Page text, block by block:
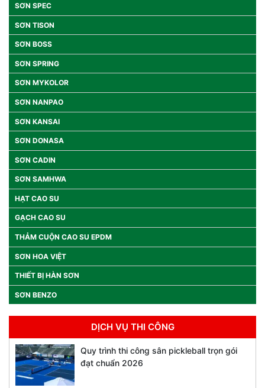
SƠN SPEC
SƠN TISON
SƠN BOSS
SƠN SPRING
SƠN MYKOLOR
SƠN NANPAO
SƠN KANSAI
SƠN DONASA
SƠN CADIN
SƠN SAMHWA
HẠT CAO SU
GẠCH CAO SU
THẢM CUỘN CAO SU EPDM
SƠN HOA VIỆT
THIẾT BỊ HÀN SƠN
SƠN BENZO
DỊCH VỤ THI CÔNG
Quy trình thi công sân pickleball trọn gói
đạt chuẩn 2026